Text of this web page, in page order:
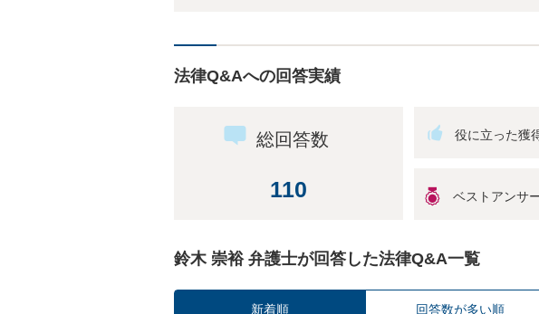
法律Q&Aへの回答実績
総回答数
110
鈴木 崇裕 弁護士が回答した法律Q&A一覧
新着順 回答数が多い順